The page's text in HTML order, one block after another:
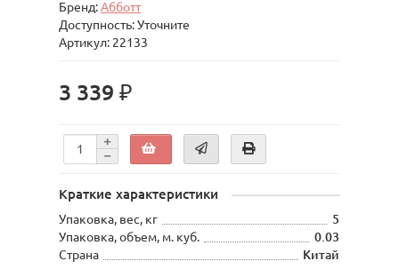
Бренд:Абботт
Доступность: Уточните
Артикул: 22133
3 339 ₽
Краткие характеристики
Упаковка, вес, кг
5
Упаковка, объем, м. куб.
0.03
Страна
Китай